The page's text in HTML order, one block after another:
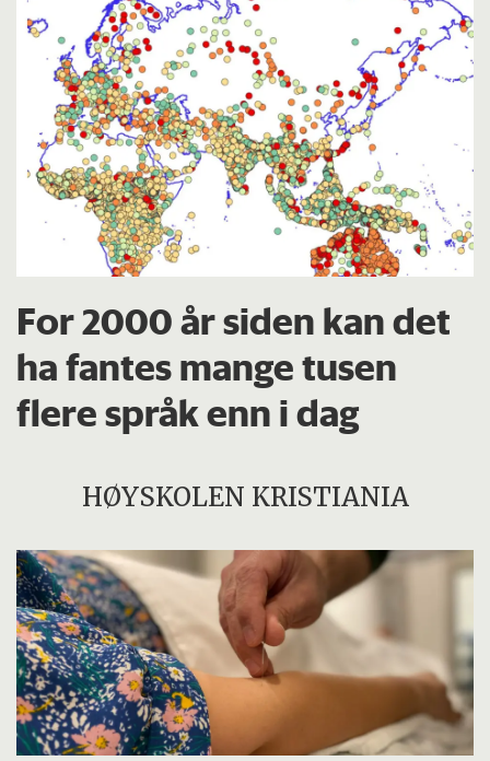
For 2000 år siden kan det
ha fantes mange tusen
flere språk enn i dag
HØYSKOLEN KRISTIANIA